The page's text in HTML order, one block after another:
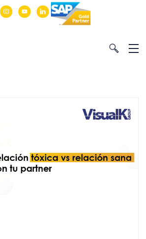
instagram
youtubelinkedin